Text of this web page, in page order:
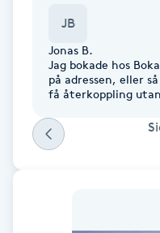
Hollywood Peel
Hot Stone Massage
Hot yoga
JB
Jonas B.
Jag bokade hos
på adressen, eller
få återkoppling